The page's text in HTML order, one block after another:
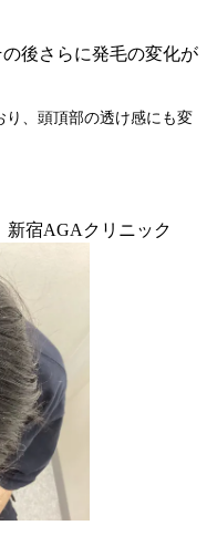
後さらに発毛の変化が
、 頭頂部の透け感にも変